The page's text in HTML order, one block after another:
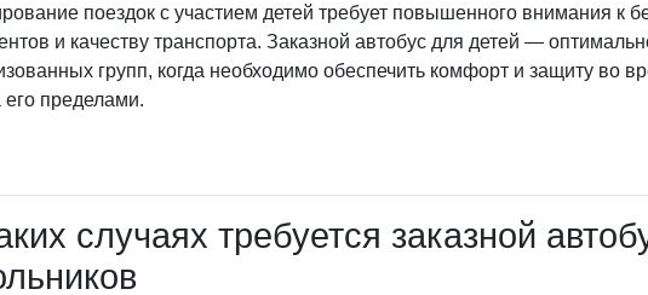
поездок с участием детей требует повышенного внимания к
и качеству транспорта. Заказной автобус для детей —
групп, когда необходимо обеспечить комфорт и защиту во
его пределами.
случаях требуется заказной